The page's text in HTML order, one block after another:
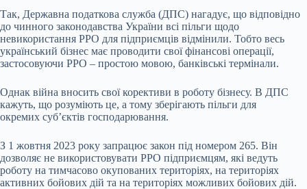
Так, Державна податкова служба (ДПС) нагадує, що відповідно
до чинного законодавства України всі пільги щодо
невикористання РРО для підприємців відмінили. Тобто весь
український бізнес має проводити свої фінансові операції,
застосовуючи РРО – простою мовою, банківські термінали.
Однак війна вносить свої корективи в роботу бізнесу. В ДПС
кажуть, що розуміють це, а тому зберігають пільги для
окремих суб’єктів господарювання.
З 1 жовтня 2023 року запрацює закон під номером 265. Він
дозволяє не використовувати РРО підприємцям, які ведуть
роботу на тимчасово окупованих територіях, на територіях
активних бойових дій та на територіях можливих бойових дій.